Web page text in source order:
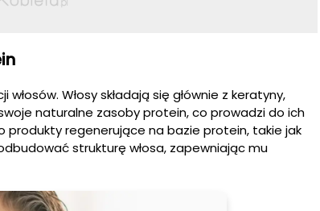
Włosy składają się głównie z keratyny,
naturalne zasoby protein, co prowadzi do ich
produkty regenerujące na bazie protein, takie jak
strukturę włosa, zapewniając mu